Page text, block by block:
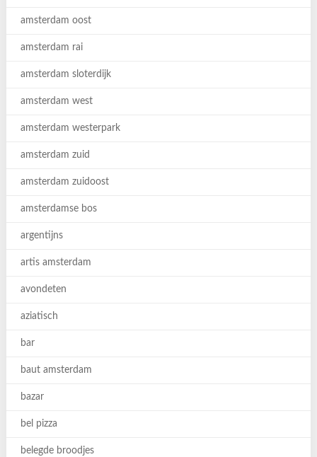
amsterdam oost
amsterdam rai
amsterdam sloterdijk
amsterdam west
amsterdam westerpark
amsterdam zuid
amsterdam zuidoost
amsterdamse bos
argentijns
artis amsterdam
avondeten
aziatisch
bar
baut amsterdam
bazar
bel pizza
belegde broodjes